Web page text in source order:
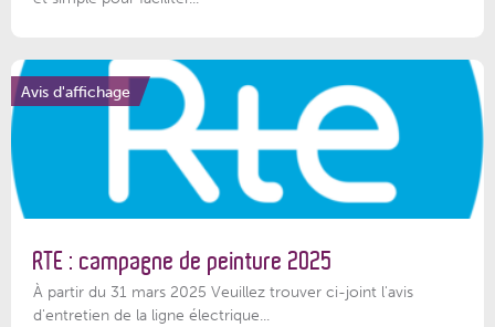
Avis d'affichage
RTE : campagne de peinture 2025
À partir du 31 mars 2025 Veuillez trouver ci-joint l'avis
d'entretien de la ligne électrique...